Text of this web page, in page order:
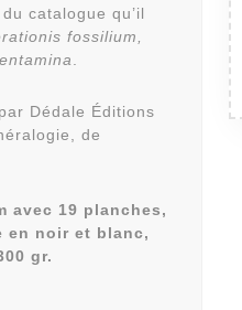
catalogue qu’il
fossilium,
Dédale Éditions
de
avec 19 planches,
en noir et blanc,
gr.